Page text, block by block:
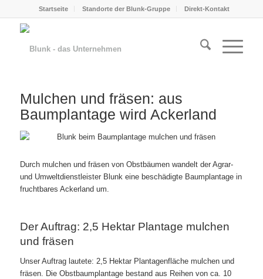
Startseite Standorte der Blunk-Gruppe Direkt-Kontakt
Mulchen und fräsen: aus
Baumplantage wird Ackerland
Durch mulchen und fräsen von Obstbäumen wandelt der Agrar-
und Umweltdienstleister Blunk eine beschädigte Baumplantage in
fruchtbares Ackerland um.
Der Auftrag: 2,5 Hektar Plantage mulchen
und fräsen
Unser Auftrag lautete: 2,5 Hektar Plantagenfläche mulchen und
fräsen. Die Obstbaumplantage bestand aus Reihen von ca. 10